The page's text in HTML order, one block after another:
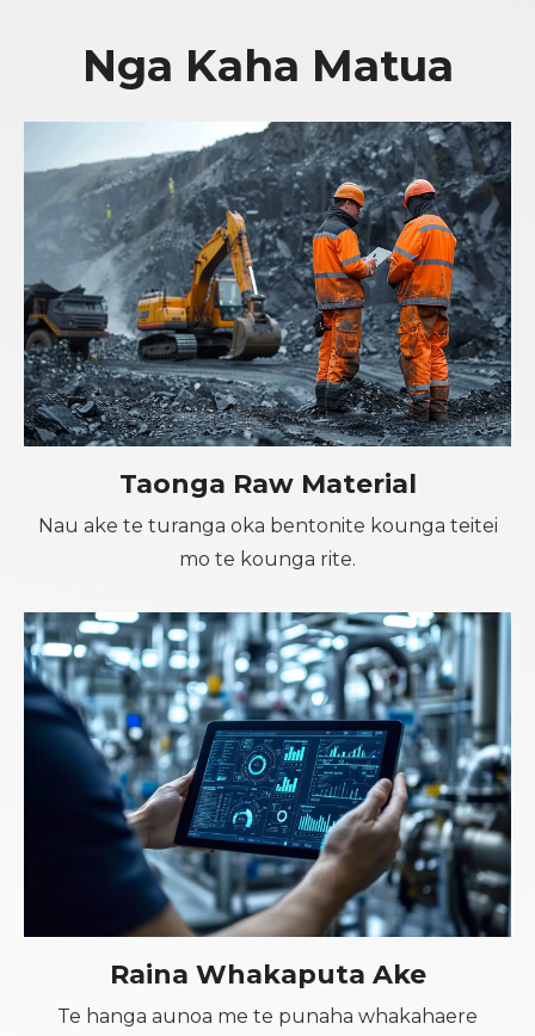
Nga Kaha Matua
Taonga Raw Material
Nau ake te turanga oka bentonite kounga teitei
mo te kounga rite.
Raina Whakaputa Ake
Te hanga aunoa me te punaha whakahaere